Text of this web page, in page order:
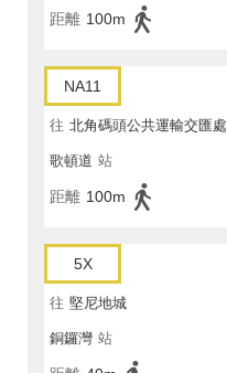
距離 100m
NA11
往 北角碼頭公共運輸交匯處
歌頓道 站
距離 100m
5X
往 堅尼地城
銅鑼灣 站